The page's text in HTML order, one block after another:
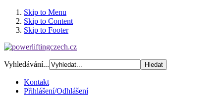
Skip to Menu
Skip to Content
Skip to Footer
Vyhledávání...
Kontakt
Přihlášení/Odhlášení